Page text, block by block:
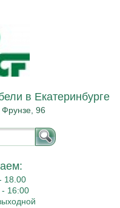
в Екатеринбурге
Фрунзе, 96
18.00
- 16:00